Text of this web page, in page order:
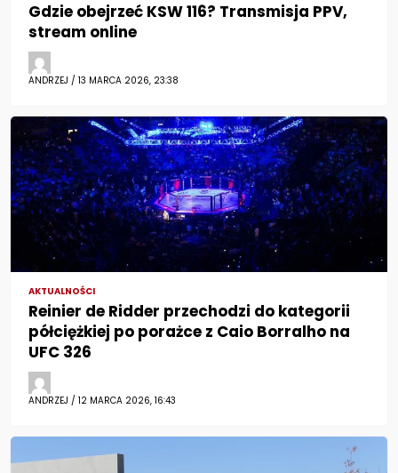
Gdzie obejrzeć KSW 116? Transmisja PPV,
stream online
ANDRZEJ / 13 MARCA 2026, 23:38
AKTUALNOŚCI
Reinier de Ridder przechodzi do kategorii
półciężkiej po porażce z Caio Borralho na
UFC 326
ANDRZEJ / 12 MARCA 2026, 16:43